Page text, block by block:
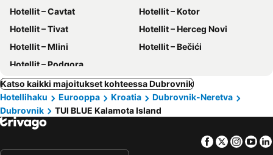
Hotellit – Cavtat
Hotellit – Kotor
Hotellit – Tivat
Hotellit – Herceg Novi
Hotellit – Mlini
Hotellit – Bečići
Hotellit – Podgora
Katso kaikki majoitukset kohteessa Dubrovnik
Hotellihaku
Eurooppa Kroatia
Dubrovnik-Neretva
Dubrovnik
TUI BLUE Kalamota Island
Facebook
Twitter